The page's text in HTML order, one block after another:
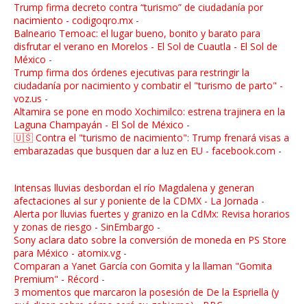
Trump firma decreto contra “turismo” de ciudadanía por
nacimiento - codigoqro.mx -
Balneario Temoac: el lugar bueno, bonito y barato para
disfrutar el verano en Morelos - El Sol de Cuautla - El Sol de
México -
Trump firma dos órdenes ejecutivas para restringir la
ciudadanía por nacimiento y combatir el "turismo de parto" -
voz.us -
Altamira se pone en modo Xochimilco: estrena trajinera en la
Laguna Champayán - El Sol de México -
🇺🇸 Contra el "turismo de nacimiento": Trump frenará visas a
embarazadas que busquen dar a luz en EU - facebook.com -
Intensas lluvias desbordan el río Magdalena y generan
afectaciones al sur y poniente de la CDMX - La Jornada -
Alerta por lluvias fuertes y granizo en la CdMx: Revisa horarios
y zonas de riesgo - SinEmbargo -
Sony aclara dato sobre la conversión de moneda en PS Store
para México - atomix.vg-
Comparan a Yanet García con Gomita y la llaman "Gomita
Premium" - Récord -
3 momentos que marcaron la posesión de De la Espriella (y